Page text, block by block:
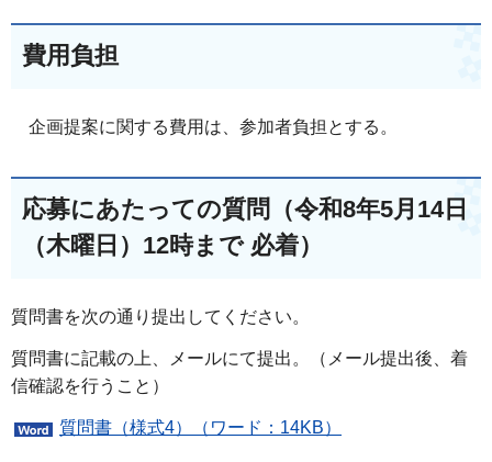
費用負担
企画提案に関する費用は、参加者負担とする。
応募にあたっての質問（令和8年5月14日
（木曜日）12時まで 必着）
質問書を次の通り提出してください。
質問書に記載の上、メールにて提出。（メール提出後、着
信確認を行うこと）
質問書（様式4）（ワード：14KB）